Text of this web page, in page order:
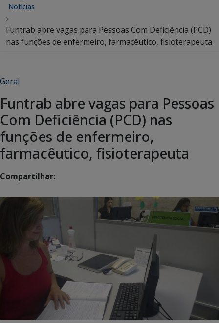
Notícias
Funtrab abre vagas para Pessoas Com Deficiência (PCD)
nas funções de enfermeiro, farmacêutico, fisioterapeuta
Geral
Funtrab abre vagas para Pessoas
Com Deficiência (PCD) nas
funções de enfermeiro,
farmacêutico, fisioterapeuta
Compartilhar: